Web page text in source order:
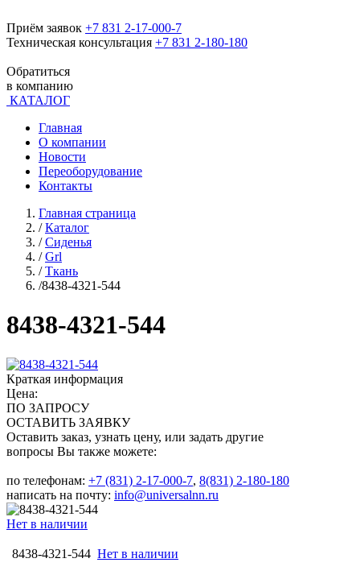
Приём заявок +7 831 2-17-000-7
Техническая консультация +7 831 2-180-180
Обратиться
в компанию
КАТАЛОГ
Главная
О компании
Новости
Переоборудование
Контакты
Главная страница
/ Каталог
/ Сиденья
/ Grl
/ Ткань
/8438-4321-544
8438-4321-544
Краткая информация
Цена:
ПО ЗАПРОСУ
ОСТАВИТЬ ЗАЯВКУ
Оставить заказ, узнать цену, или задать другие
вопросы Вы также можете:
по телефонам: +7 (831) 2-17-000-7, 8(831) 2-180-180
написать на почту: info@universalnn.ru
Нет в наличии
8438-4321-544 Нет в наличии